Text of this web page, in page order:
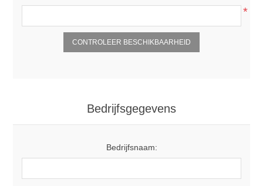
*
Bedrijfsgegevens
Bedrijfsnaam: